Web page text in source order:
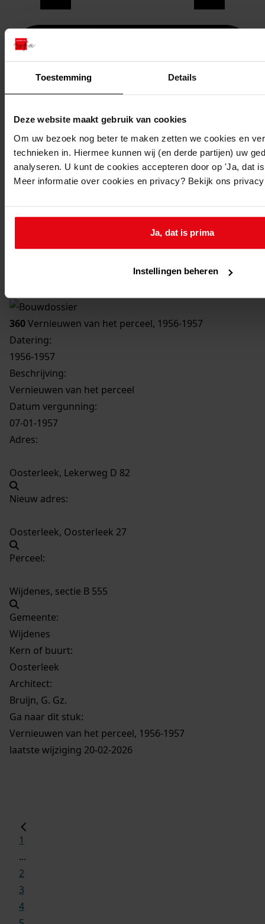
Toestemming Details
Deze website maakt gebruik van cookies
Om uw bezoek nog beter te maken zetten we cookies en
technieken in. Hiermee kunnen wij (en derde partijen) uw
analyseren. U kunt de cookies accepteren door op 'Ja, dat
Meer informatie over cookies en privacy? Bekijk ons
Ja, dat is prima
Instellingen beheren
Printen
duurzaam webadres
360Vernieuwen van het perceel, 1956-1957
Datering:
1956-1957
Beschrijving:
Vernieuwen van het perceel
Datum vergunning:
07-01-1957
Adres:
Oosterleek, Lekerweg D 82
Nieuw adres:
Oosterleek, Oosterleek 27
Perceel:
Wijdenes, sectie B 555
Gemeente:
Wijdenes
Kern of buurt:
Oosterleek
Architect:
Bruijn, G. Gz.
Ga naar dit stuk:
Vernieuwen van het perceel, 1956-1957
laatste wijziging 20-02-2026
1
...
2
3
4